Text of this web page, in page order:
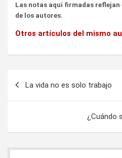
Las notas aquí firmadas
de los autores.
Otros artículos del mismo
La vida no es solo trabajo
¿Cuándo